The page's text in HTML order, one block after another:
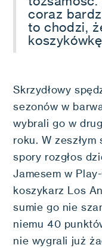
coraz
to chodzi,
Skrzydłowy
sezonów w
wybrali go w
roku. W
spory rozgłos
Jamesem w
koszykarz Los
sumie go nie
niemu 40
nie wygrali już